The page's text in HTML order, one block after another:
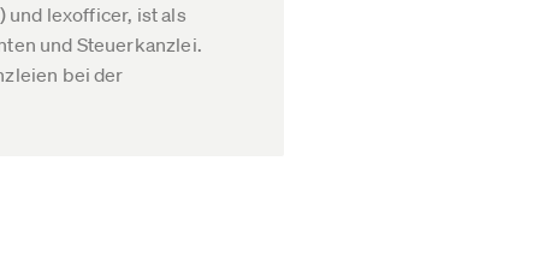
und lexofficer, ist als
und Steuerkanzlei.
bei der